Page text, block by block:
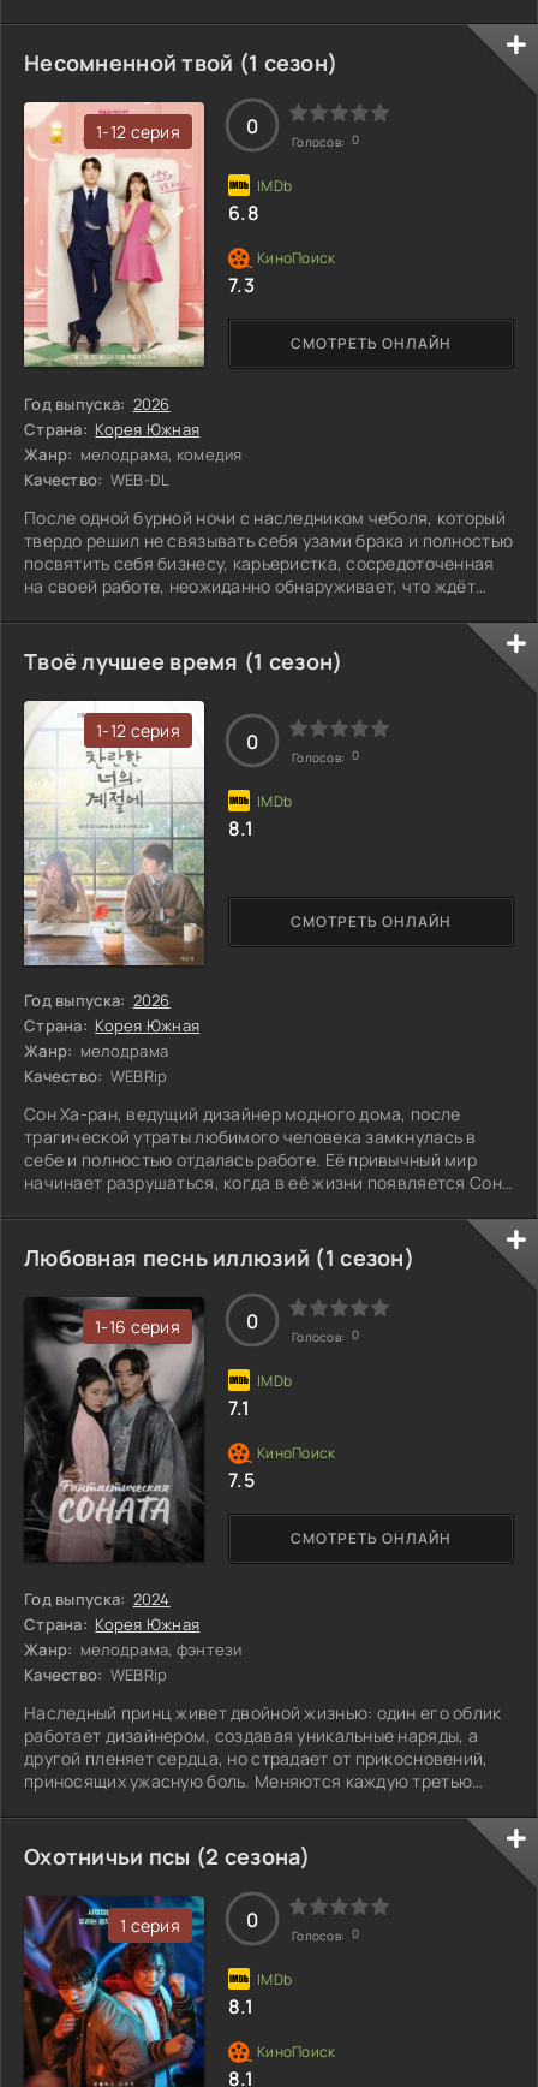
некогда знаменитой актрисе, которая прячет
угрожающую тайну. Вскоре Тхэ-соп оказывается на грани,
когда личные и профессиональные интересы начинают
пересекаться. Как далеко он готов зайти ради успеха и
что может стоить ему эта игра?
Несомненной твой (1 сезон)
1-12 серия
Год выпуска: 2026
Страна: Корея Южная
Жанр: мелодрама, комедия
Качество: WEB-DL
После одной бурной ночи с наследником чеболя, который
твердо решил не связывать себя узами брака и полностью
посвятить себя бизнесу, карьеристка, сосредоточенная
на своей работе, неожиданно обнаруживает, что ждёт
чувствах и планах на будущее. Неужели ей придется
изменить свои приоритеты, или она сможет оставаться
верной своим амбициям?
СМОТРЕТЬ ОНЛАЙН
0
Голосов: 0
6.8
7.3
Твоё лучшее время (1 сезон)
1-12 серия
Год выпуска: 2026
Страна: Корея Южная
Жанр: мелодрама
Качество: WEBRip
Сон Ха-ран, ведущий дизайнер модного дома, после
трагической утраты любимого человека замкнулась в
себе и полностью отдалась работе. Её привычный мир
начинает разрушаться, когда в её жизни появляется Сон
жизнерадостность и свежий взгляд на жизнь постепенно
пробивают защитные барьеры Ха-ран, заставляя её
задуматься о своих чувствах и будущем. Она
сталкивается с внутренними конфликтами и вопросами о
том, можно ли снова доверять, и стоит ли
СМОТРЕТЬ ОНЛАЙН
0
Голосов: 0
8.1
Любовная песнь иллюзий (1 сезон)
1-16 серия
Год выпуска: 2024
Страна: Корея Южная
Жанр: мелодрама, фэнтези
Качество: WEBRip
Наследный принц живет двойной жизнью: один его облик
работает дизайнером, создавая уникальные наряды, а
другой пленяет сердца, но страдает от прикосновений,
приносящих ужасную боль. Меняются каждую третью
девушка, стремящаяся отомстить за погибшего отца, но,
попав в ловушку, теряет память и становится частью
гарема принца. Всплывают тайны, которые угрожают
разрушить хрупкое равновесие, и лишь одно
воспоминание может изменить все.
СМОТРЕТЬ ОНЛАЙН
0
Голосов: 0
7.1
7.5
Охотничьи псы (2 сезона)
1 серия 0
Голосов: 0
8.1
8.1